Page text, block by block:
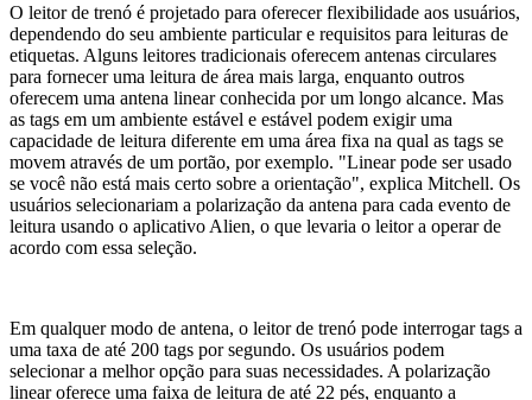
O leitor de trenó é projetado para oferecer flexibilidade aos usuários,
dependendo do seu ambiente particular e requisitos para leituras de
etiquetas. Alguns leitores tradicionais oferecem antenas circulares
para fornecer uma leitura de área mais larga, enquanto outros
oferecem uma antena linear conhecida por um longo alcance. Mas
as tags em um ambiente estável e estável podem exigir uma
capacidade de leitura diferente em uma área fixa na qual as tags se
movem através de um portão, por exemplo. "Linear pode ser usado
se você não está mais certo sobre a orientação", explica Mitchell. Os
usuários selecionariam a polarização da antena para cada evento de
leitura usando o aplicativo Alien, o que levaria o leitor a operar de
acordo com essa seleção.
Em qualquer modo de antena, o leitor de trenó pode interrogar tags a
uma taxa de até 200 tags por segundo. Os usuários podem
selecionar a melhor opção para suas necessidades. A polarização
linear oferece uma faixa de leitura de até 22 pés, enquanto a